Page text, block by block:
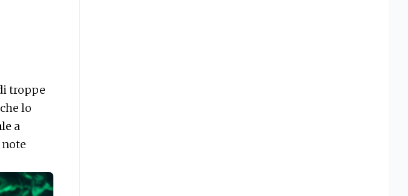
troppe
lo
a
note